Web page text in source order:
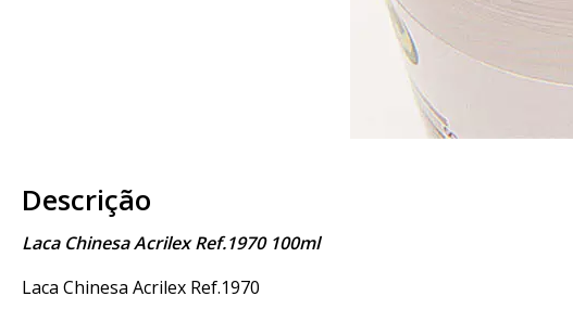
Descrição
Laca Chinesa Acrilex Ref.1970 100ml
Laca Chinesa Acrilex Ref.1970